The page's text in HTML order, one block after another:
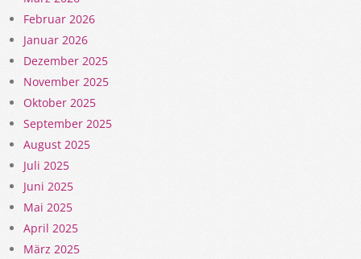
Februar 2026
Januar 2026
Dezember 2025
November 2025
Oktober 2025
September 2025
August 2025
Juli 2025
Juni 2025
Mai 2025
April 2025
März 2025